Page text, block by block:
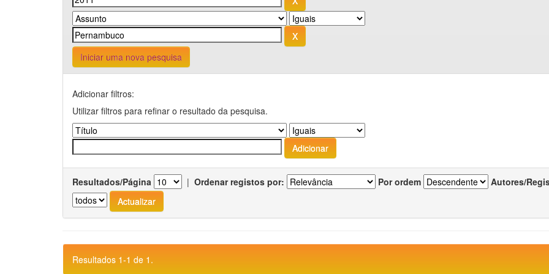
Iniciar uma nova pesquisa
Adicionar filtros:
Utilizar filtros para refinar o resultado da pesquisa.
Resultados/Página | Ordenar registos por: Por ordem Autores/
Resultados 1-1 de 1.